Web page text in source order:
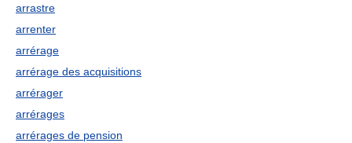
arrastre
arrenter
arrérage
arrérage des acquisitions
arrérager
arrérages
arrérages de pension